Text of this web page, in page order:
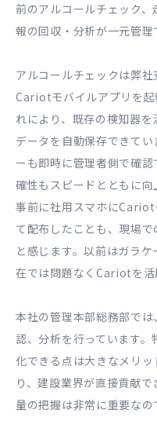
前のアルコールチェック
報の回収・分析が一元管理
アルコールチェックは弊社
Cariotモバイルアプリを起
れにより、既存の検知器
データを自動保存できて
ーも即時に管理者側で確
確性もスピードとともに向
事前に社用スマホにCariot
て配布したことも、現場
と感じます。以前はガラ
在では問題なくCariotを活
本社の管理本部総務部で
認、分析を行っています
化できる点は大きなメリ
り、建設業界が直接貢献
量の把握は非常に重要なの